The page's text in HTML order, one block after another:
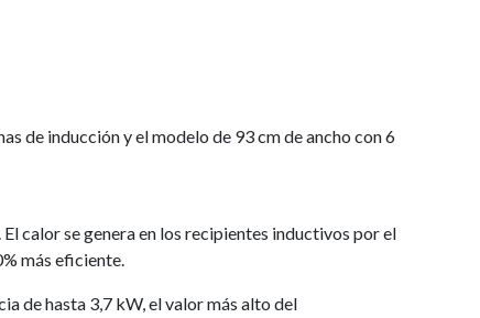
de inducción y el modelo de 93 cm de ancho con 6
calor se genera en los recipientes inductivos por el
más eficiente.
de hasta 3,7 kW, el valor más alto del